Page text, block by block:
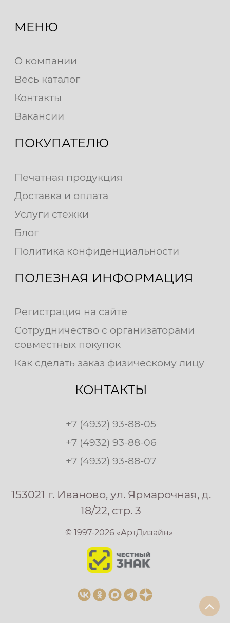
МЕНЮ
О компании
Весь каталог
Контакты
Вакансии
ПОКУПАТЕЛЮ
Печатная продукция
Доставка и оплата
Услуги стежки
Блог
Политика конфиденциальности
ПОЛЕЗНАЯ ИНФОРМАЦИЯ
Регистрация на сайте
Сотрудничество с организаторами
совместных покупок
Как сделать заказ физическому лицу
КОНТАКТЫ
+7 (4932) 93-88-05
+7 (4932) 93-88-06
+7 (4932) 93-88-07
153021 г. Иваново, ул. Ярмарочная, д.
18/22, стр. 3
© 1997-2026 «АртДизайн»